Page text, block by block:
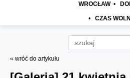
WROCŁAW •
• CZAS
« wróć do artykułu